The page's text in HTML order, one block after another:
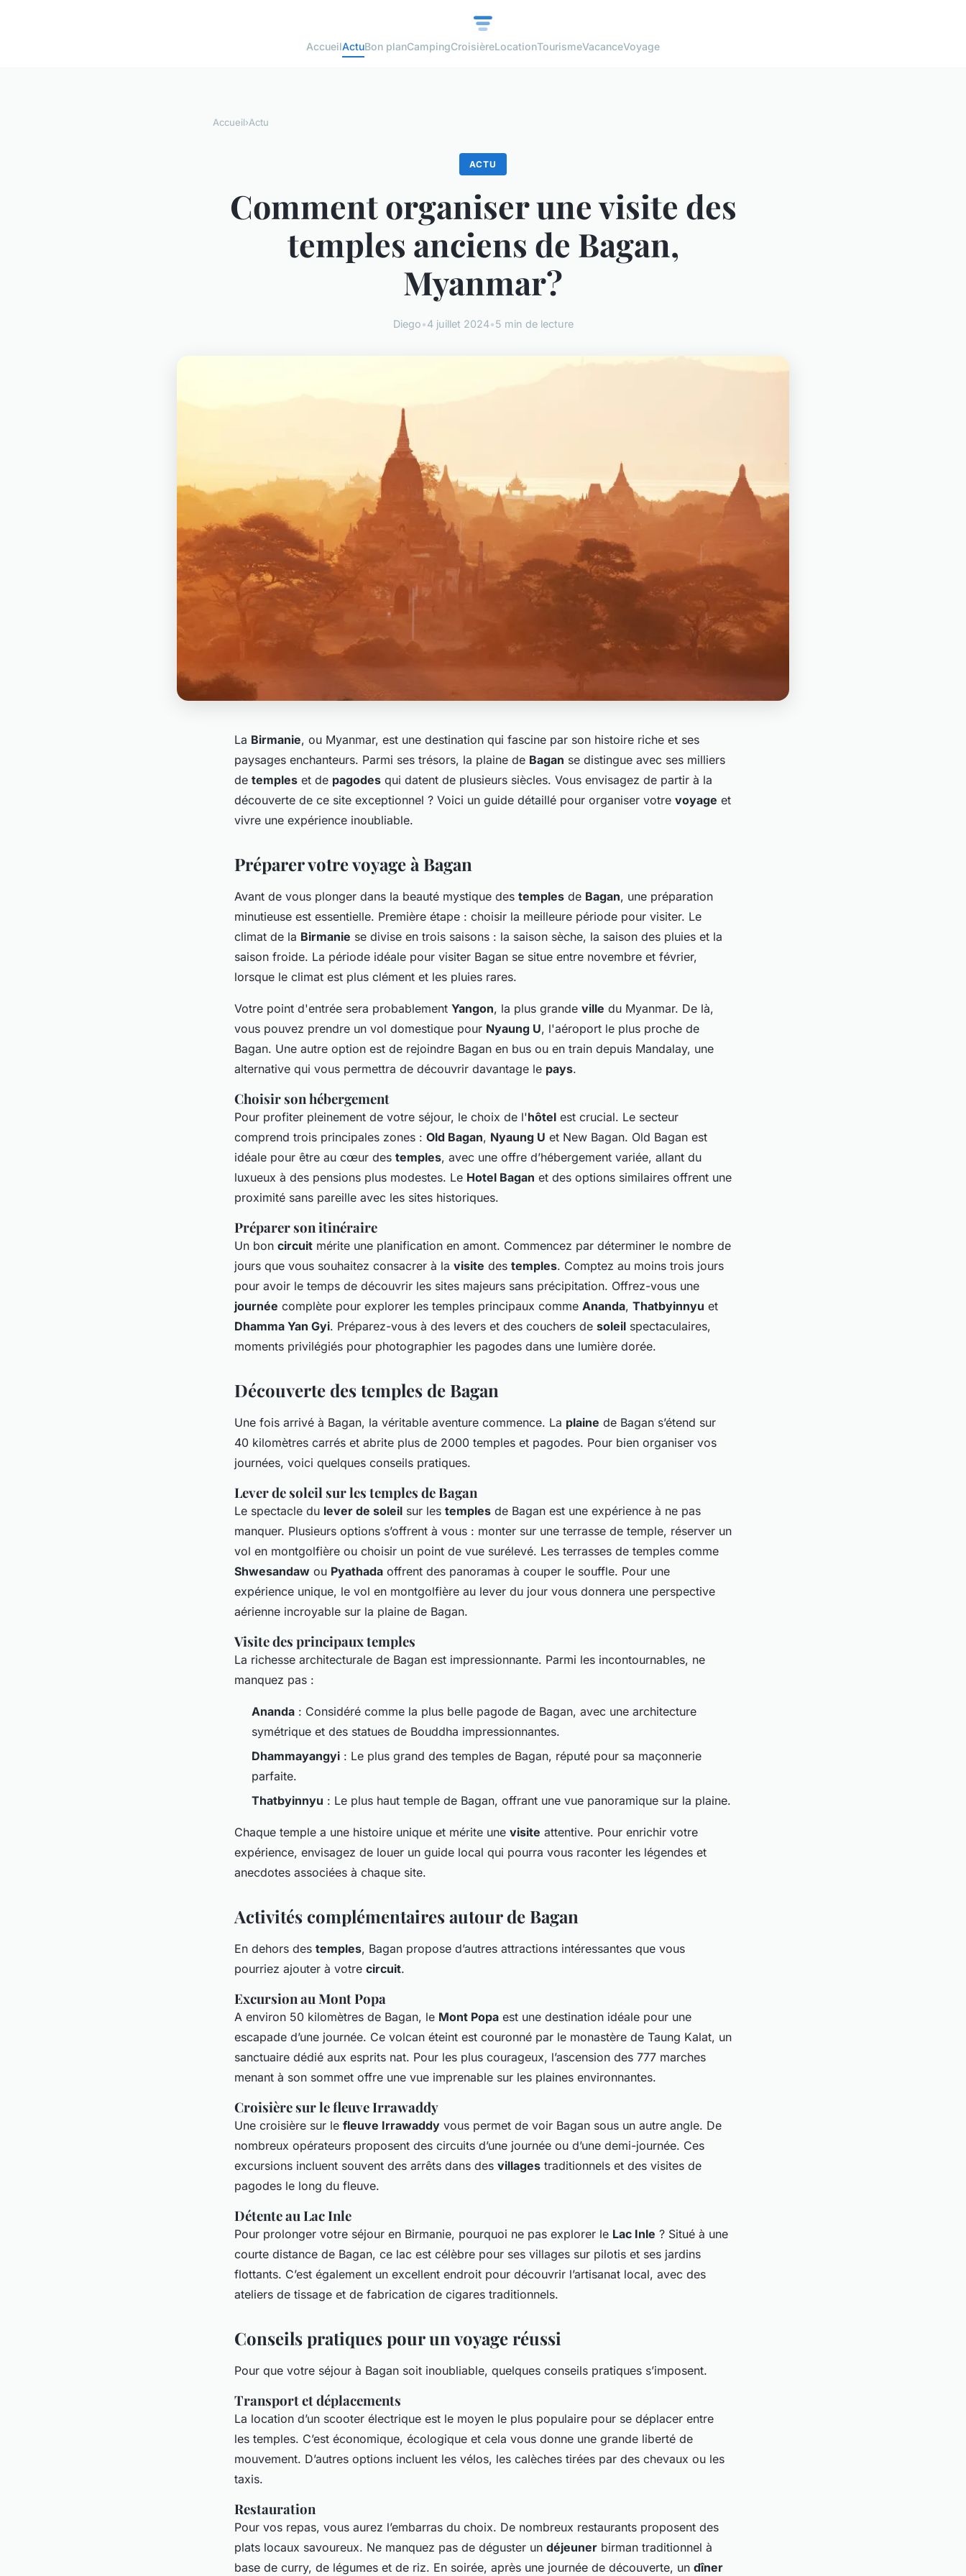
AccueilActuBon planCampingCroisièreLocationTourismeVacanceVoyage
Accueil›Actu
ACTU
Comment organiser une visite des
temples anciens de Bagan,
Myanmar?
Diego•4 juillet 2024•5 min de lecture
La Birmanie, ou Myanmar, est une destination qui fascine par son histoire riche et ses
paysages enchanteurs. Parmi ses trésors, la plaine de Bagan se distingue avec ses milliers
de temples et de pagodes qui datent de plusieurs siècles. Vous envisagez de partir à la
découverte de ce site exceptionnel ? Voici un guide détaillé pour organiser votre voyage et
vivre une expérience inoubliable.
Préparer votre voyage à Bagan
Avant de vous plonger dans la beauté mystique des temples de Bagan, une préparation
minutieuse est essentielle. Première étape : choisir la meilleure période pour visiter. Le
climat de la Birmanie se divise en trois saisons : la saison sèche, la saison des pluies et la
saison froide. La période idéale pour visiter Bagan se situe entre novembre et février,
lorsque le climat est plus clément et les pluies rares.
Votre point d'entrée sera probablement Yangon, la plus grande ville du Myanmar. De là,
vous pouvez prendre un vol domestique pour Nyaung U, l'aéroport le plus proche de
Bagan. Une autre option est de rejoindre Bagan en bus ou en train depuis Mandalay, une
alternative qui vous permettra de découvrir davantage le pays.
Choisir son hébergement
Pour profiter pleinement de votre séjour, le choix de l'hôtel est crucial. Le secteur
comprend trois principales zones : Old Bagan, Nyaung U et New Bagan. Old Bagan est
idéale pour être au cœur des temples, avec une offre d’hébergement variée, allant du
luxueux à des pensions plus modestes. Le Hotel Bagan et des options similaires offrent une
proximité sans pareille avec les sites historiques.
Préparer son itinéraire
Un bon circuit mérite une planification en amont. Commencez par déterminer le nombre de
jours que vous souhaitez consacrer à la visite des temples. Comptez au moins trois jours
pour avoir le temps de découvrir les sites majeurs sans précipitation. Offrez-vous une
journée complète pour explorer les temples principaux comme Ananda, Thatbyinnyu et
Dhamma Yan Gyi. Préparez-vous à des levers et des couchers de soleil spectaculaires,
moments privilégiés pour photographier les pagodes dans une lumière dorée.
Découverte des temples de Bagan
Une fois arrivé à Bagan, la véritable aventure commence. La plaine de Bagan s’étend sur
40 kilomètres carrés et abrite plus de 2000 temples et pagodes. Pour bien organiser vos
journées, voici quelques conseils pratiques.
Lever de soleil sur les temples de Bagan
Le spectacle du lever de soleil sur les temples de Bagan est une expérience à ne pas
manquer. Plusieurs options s’offrent à vous : monter sur une terrasse de temple, réserver un
vol en montgolfière ou choisir un point de vue surélevé. Les terrasses de temples comme
Shwesandaw ou Pyathada offrent des panoramas à couper le souffle. Pour une
expérience unique, le vol en montgolfière au lever du jour vous donnera une perspective
aérienne incroyable sur la plaine de Bagan.
Visite des principaux temples
La richesse architecturale de Bagan est impressionnante. Parmi les incontournables, ne
manquez pas :
Ananda : Considéré comme la plus belle pagode de Bagan, avec une architecture
symétrique et des statues de Bouddha impressionnantes.
Dhammayangyi : Le plus grand des temples de Bagan, réputé pour sa maçonnerie
parfaite.
Thatbyinnyu : Le plus haut temple de Bagan, offrant une vue panoramique sur la plaine.
Chaque temple a une histoire unique et mérite une visite attentive. Pour enrichir votre
expérience, envisagez de louer un guide local qui pourra vous raconter les légendes et
anecdotes associées à chaque site.
Activités complémentaires autour de Bagan
En dehors des temples, Bagan propose d’autres attractions intéressantes que vous
pourriez ajouter à votre circuit.
Excursion au Mont Popa
A environ 50 kilomètres de Bagan, le Mont Popa est une destination idéale pour une
escapade d’une journée. Ce volcan éteint est couronné par le monastère de Taung Kalat, un
sanctuaire dédié aux esprits nat. Pour les plus courageux, l’ascension des 777 marches
menant à son sommet offre une vue imprenable sur les plaines environnantes.
Croisière sur le fleuve Irrawaddy
Une croisière sur le fleuve Irrawaddy vous permet de voir Bagan sous un autre angle. De
nombreux opérateurs proposent des circuits d’une journée ou d’une demi-journée. Ces
excursions incluent souvent des arrêts dans des villages traditionnels et des visites de
pagodes le long du fleuve.
Détente au Lac Inle
Pour prolonger votre séjour en Birmanie, pourquoi ne pas explorer le Lac Inle ? Situé à une
courte distance de Bagan, ce lac est célèbre pour ses villages sur pilotis et ses jardins
flottants. C’est également un excellent endroit pour découvrir l’artisanat local, avec des
ateliers de tissage et de fabrication de cigares traditionnels.
Conseils pratiques pour un voyage réussi
Pour que votre séjour à Bagan soit inoubliable, quelques conseils pratiques s’imposent.
Transport et déplacements
La location d’un scooter électrique est le moyen le plus populaire pour se déplacer entre
les temples. C’est économique, écologique et cela vous donne une grande liberté de
mouvement. D’autres options incluent les vélos, les calèches tirées par des chevaux ou les
taxis.
Restauration
Pour vos repas, vous aurez l’embarras du choix. De nombreux restaurants proposent des
plats locaux savoureux. Ne manquez pas de déguster un déjeuner birman traditionnel à
base de curry, de légumes et de riz. En soirée, après une journée de découverte, un dîner